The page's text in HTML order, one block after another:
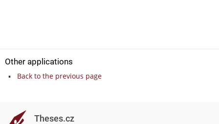
Other applications
Back to the previous page
Theses.cz